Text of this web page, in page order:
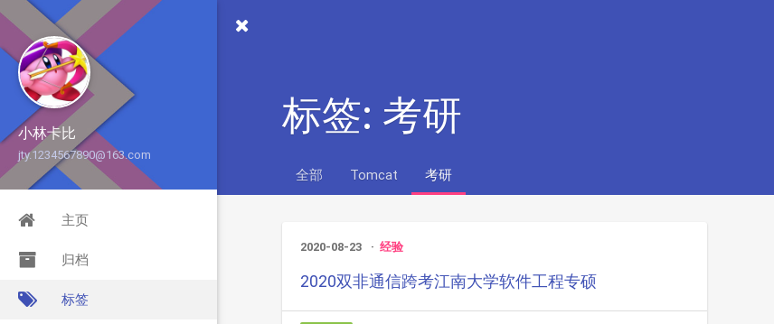
小林卡比
jty.1234567890@163.com
主页
归档
标签
标签: 考研
全部 Tomcat 考研
2020-08-23 经验
2020双非通信跨考江南大学软件工程专硕